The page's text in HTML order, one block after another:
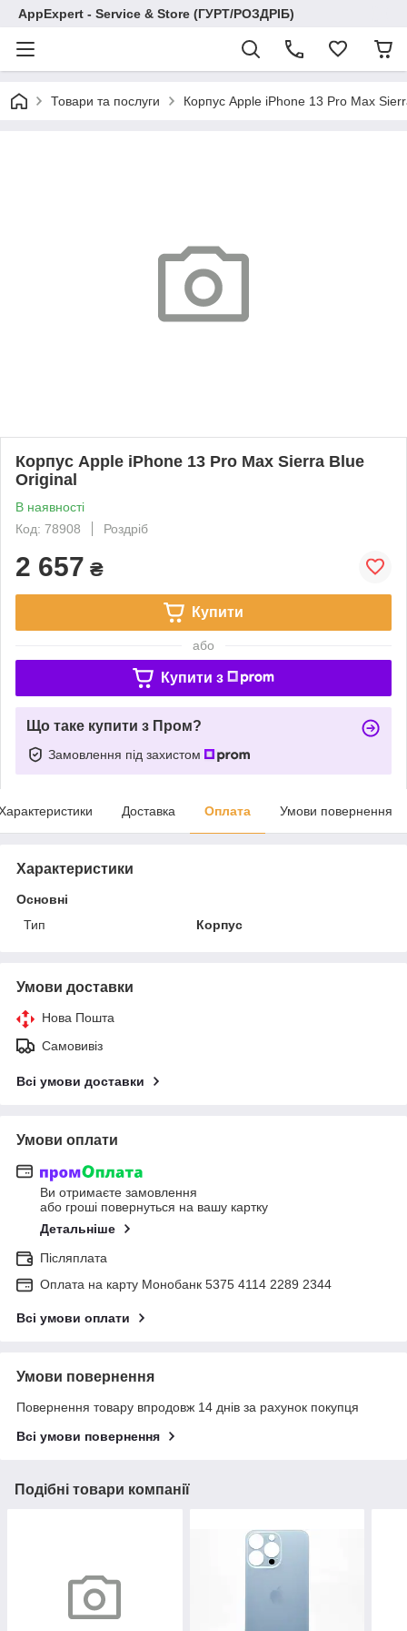
AppExpert - Service & Store (ГУРТ/РОЗДРІБ)
Товари та послуги Корпус Apple iPhone 13 Pro Max
Корпус Apple iPhone 13 Pro Max Sierra Blue
Original
В наявності
Код: 78908
Роздріб
2 657 ₴
Купити
або
Купити з
Що таке купити з Пром?
Замовлення під захистом
Доставка Оплата Умови повернення
Характеристики
Основні
Тип
Корпус
Умови доставки
Нова Пошта
Самовивіз
Всі умови доставки
Умови оплати
Ви отримаєте замовлення
або гроші повернуться на вашу картку
Детальніше
Післяплата
Оплата на карту Монобанк 5375 4114 2289 2344
Всі умови оплати
Умови повернення
Повернення товару впродовж 14 днів за рахунок покупця
Всі умови повернення
Подібні товари компанії